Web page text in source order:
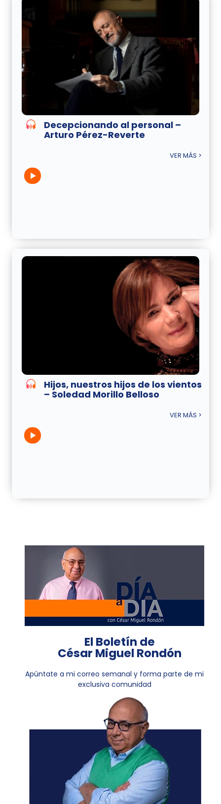
Decepcionando al personal –
Arturo Pérez-Reverte
VER MÁS >
Hijos, nuestros hijos de los vientos
– Soledad Morillo Belloso
VER MÁS >
El Boletín de
César Miguel Rondón
Apúntate a mi correo semanal y forma parte de mi
exclusiva comunidad